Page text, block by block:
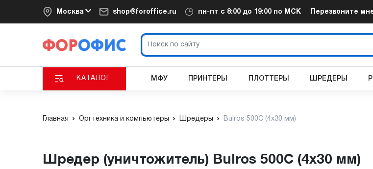
Москва shop@foroffice.ru пн-пт с 8:00 до 19:00 по МСК Перезвоните
КАТАЛОГ МФУ ПРИНТЕРЫ ПЛОТТЕРЫ ШРЕДЕРЫ
Главная Оргтехника и компьютеры Шредеры Bulros 500C (4x30 мм)
Шредер (уничтожитель) Bulros 500C (4x30 мм)